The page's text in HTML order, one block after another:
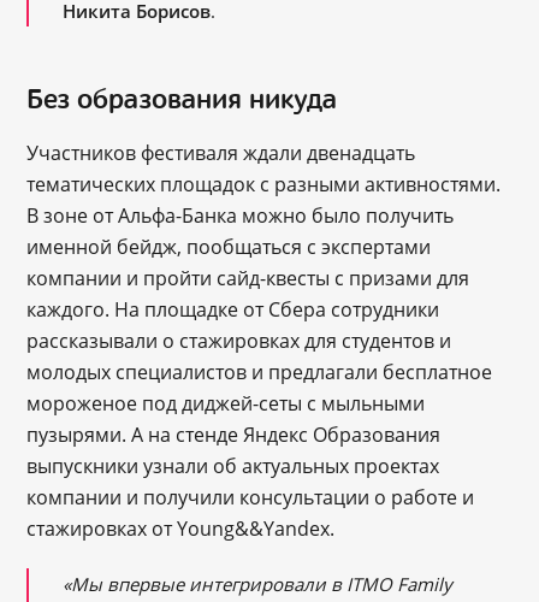
Никита Борисов.
Без образования никуда
Участников фестиваля ждали двенадцать
тематических площадок с разными активностями.
В зоне от Альфа-Банка можно было получить
именной бейдж, пообщаться с экспертами
компании и пройти сайд-квесты с призами для
каждого. На площадке от Сбера сотрудники
рассказывали о стажировках для студентов и
молодых специалистов и предлагали бесплатное
мороженое под диджей-сеты с мыльными
пузырями. А на стенде Яндекс Образования
выпускники узнали об актуальных проектах
компании и получили консультации о работе и
стажировках от Young&&Yandex.
«Мы впервые интегрировали в ITMO Family